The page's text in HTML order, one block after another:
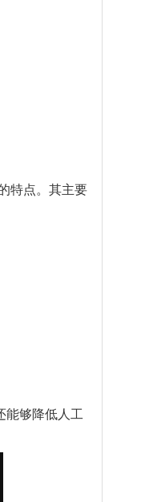
特点。其主要
能够降低人工